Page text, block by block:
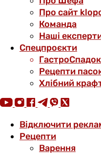
Про сайт
Команда
Наші
Спецпроєкти
ГастроСпадок
Рецепти
Хлібний
Відключити
Рецепти
Варення